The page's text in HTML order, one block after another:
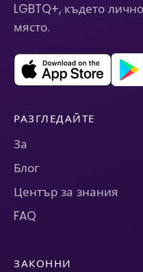
LGBTQ+, където
място.
РАЗГЛЕДАЙТЕ
За
Блог
Център за знания
FAQ
ЗАКОННИ